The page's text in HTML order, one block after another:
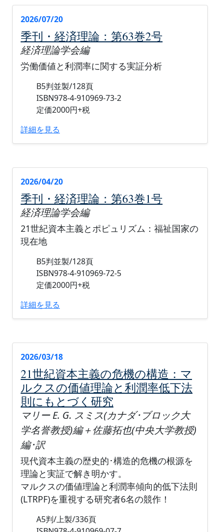
2026/07/20
季刊・経済理論：第63巻2号
経済理論学会編
労働価値と利潤率に関する実証分析
B5判並製/128頁
ISBN978-4-910969-73-2
定価2000円+税
詳細を見る
2026/04/20
季刊・経済理論：第63巻1号
経済理論学会編
21世紀資本主義とポピュリズム：福祉国家の
現在地
B5判並製/128頁
ISBN978-4-910969-72-5
定価2000円+税
詳細を見る
2026/03/18
21世紀資本主義の危機の構造：マ
ルクスの価値理論と利潤率低下法
則にもとづく研究
マリー E. G. スミス(カナダ･ブロック大
学名誉教授)編＋佐藤拓也(中央大学教授)
編･訳
現代資本主義の歴史的･構造的危機の根源を
理論と実証で解き明かす。
マルクスの価値理論と利潤率傾向的低下法則
(LTRPF)を重視する研究者6名の競作！
A5判/上製/336頁